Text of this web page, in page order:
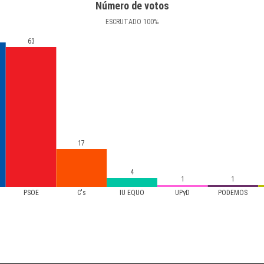
Número de votos
ESCRUTADO 100%
PSOE C's IU EQUO UPyD PODEMOS
63
17
4
1
1